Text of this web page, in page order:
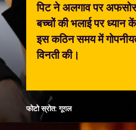
पिट ने अलगाव पर
बच्चों की भलाई पर ध्यान
इस कठिन समय में
विनती की।
फोटो स्रोत: गूगल